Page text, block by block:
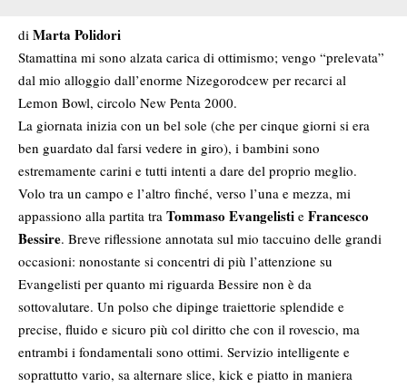
di Marta Polidori
Stamattina mi sono alzata carica di ottimismo; vengo “prelevata”
dal mio alloggio dall’enorme Nizegorodcew per recarci al
Lemon Bowl, circolo New Penta 2000.
La giornata inizia con un bel sole (che per cinque giorni si era
ben guardato dal farsi vedere in giro), i bambini sono
estremamente carini e tutti intenti a dare del proprio meglio.
Volo tra un campo e l’altro finché, verso l’una e mezza, mi
appassiono alla partita tra Tommaso Evangelisti e Francesco
Bessire. Breve riflessione annotata sul mio taccuino delle grandi
occasioni: nonostante si concentri di più l’attenzione su
Evangelisti per quanto mi riguarda Bessire non è da
sottovalutare. Un polso che dipinge traiettorie splendide e
precise, fluido e sicuro più col diritto che con il rovescio, ma
entrambi i fondamentali sono ottimi. Servizio intelligente e
soprattutto vario, sa alternare slice, kick e piatto in maniera